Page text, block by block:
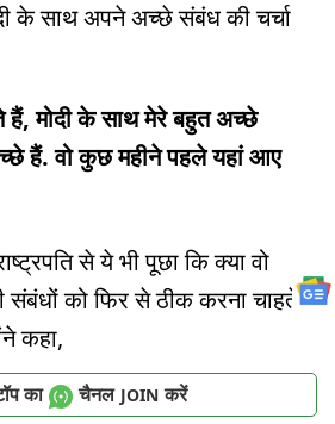
के साथ अपने अच्छे संबंध की चर्चा
मोदी के साथ मेरे बहुत अच्छे
हैं. वो कुछ महीने पहले यहां आए
से ये भी पूछा कि क्या वो
संबंधों को फिर से ठीक करना चाहते
कहा,
का चैनल JOIN करें